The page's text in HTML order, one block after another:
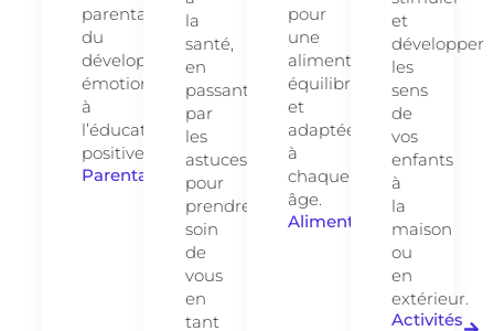
parentalité,
du
développement
émotionnel
à
l’éducation
positive.
Parentalité
la
santé,
en
passant
par
les
astuces
pour
prendre
soin
de
vous
en
tant
pour
une
alimentation
équilibrée
et
adaptée
à
chaque
âge.
Alimentation
et
développer
les
sens
de
vos
enfants
à
la
maison
ou
en
extérieur.
Activités